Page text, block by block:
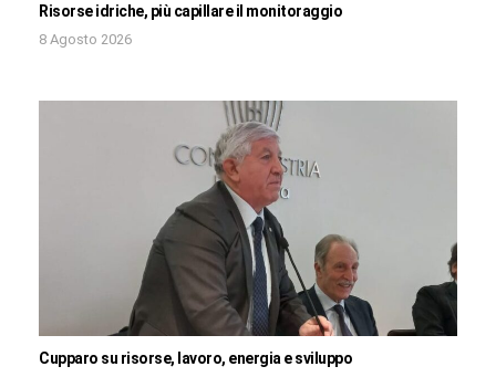
Risorse idriche, più capillare il monitoraggio
8 Agosto 2026
Cupparo su risorse, lavoro, energia e sviluppo